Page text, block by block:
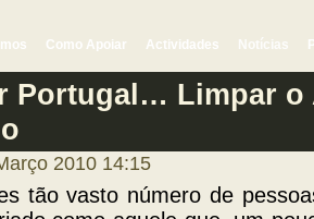
Como Apoiar Actividades Notícias
Portugal… Limpar o
2010 14:15
tão vasto número de